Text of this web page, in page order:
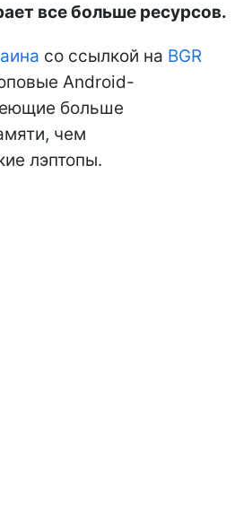
все больше ресурсов.
со ссылкой на BGR
Android-
больше
чем
лэптопы.